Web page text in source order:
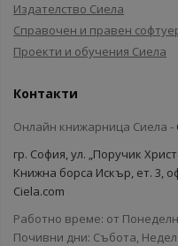
Издателство Сиела
Справочен и правен
Проекти и обучения Сиела
Контакти
Онлайн книжарница Сиела -
гр. София, ул. „Поручик
Книжна борса Искър, ет. 3,
Ciela.com
Работно време: от
Почивни дни: Събота,